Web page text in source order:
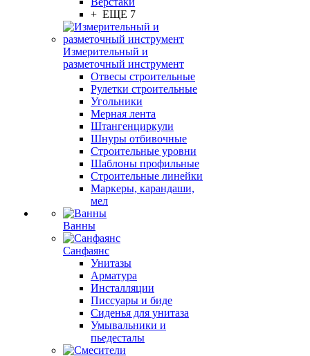
+ ЕЩЕ 7
Измерительный и
разметочный инструмент
Отвесы строительные
Рулетки строительные
Угольники
Мерная лента
Штангенциркули
Шнуры отбивочные
Строительные уровни
Шаблоны профильные
Строительные линейки
Маркеры, карандаши,
мел
Ванны
Санфаянс
Унитазы
Арматура
Инсталляции
Писсуары и биде
Сиденья для унитаза
Умывальники и
пьедесталы